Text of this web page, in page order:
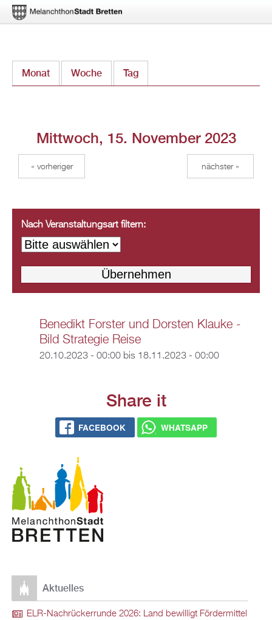
zum
Monat Woche Tag
Mittwoch, 15. November 2023
« vorheriger nächster »
Nach Veranstaltungsart filtern:
Benedikt Forster und Dorsten Klauke -
Bild Strategie Reise
20.10.2023 - 00:00bis 18.11.2023 - 00:00
Share it
FACEBOOK WHATSAPP
Aktuelles
ELR-Nachrückerrunde 2026: Land bewilligt Fördermittel